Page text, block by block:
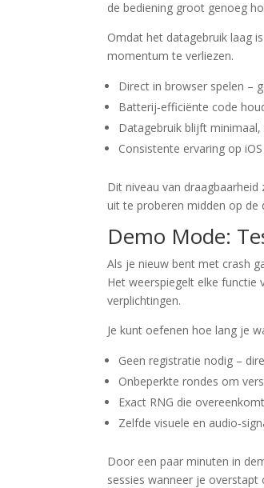
de bediening groot genoeg
Omdat het datagebruik laag
momentum te verliezen.
Direct in browser spelen –
Batterij‑efficiënte code
Datagebruik blijft
Consistente ervaring op
Dit niveau van
uit te proberen midden op de
Demo Mode:
Als je nieuw bent met crash
Het weerspiegelt elke functie
verplichtingen.
Je kunt oefenen hoe lang je
Geen registratie nodig –
Onbeperkte rondes om
Exact RNG die
Zelfde visuele en
Door een paar minuten in
sessies wanneer je overstapt